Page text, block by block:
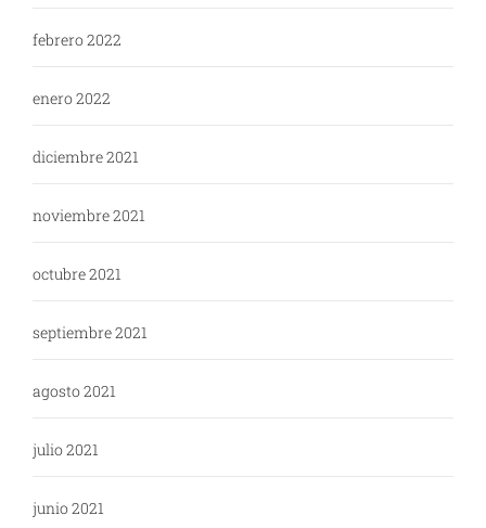
febrero 2022
enero 2022
diciembre 2021
noviembre 2021
octubre 2021
septiembre 2021
agosto 2021
julio 2021
junio 2021